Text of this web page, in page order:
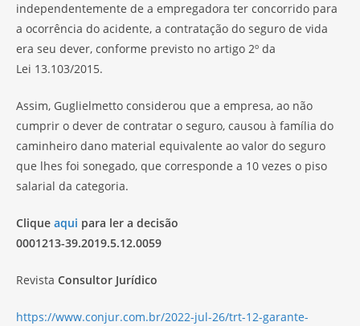
independentemente de a empregadora ter concorrido para
a ocorrência do acidente, a contratação do seguro de vida
era seu dever, conforme previsto no artigo 2º da
Lei 13.103/2015.
Assim, Guglielmetto considerou que a empresa, ao não
cumprir o dever de contratar o seguro, causou à família do
caminheiro dano material equivalente ao valor do seguro
que lhes foi sonegado, que corresponde a 10 vezes o piso
salarial da categoria.
Clique aqui para ler a decisão
0001213-39.2019.5.12.0059
Revista Consultor Jurídico
https://www.conjur.com.br/2022-jul-26/trt-12-garante-